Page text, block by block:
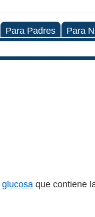
Para Padres Para
glucosa que contiene